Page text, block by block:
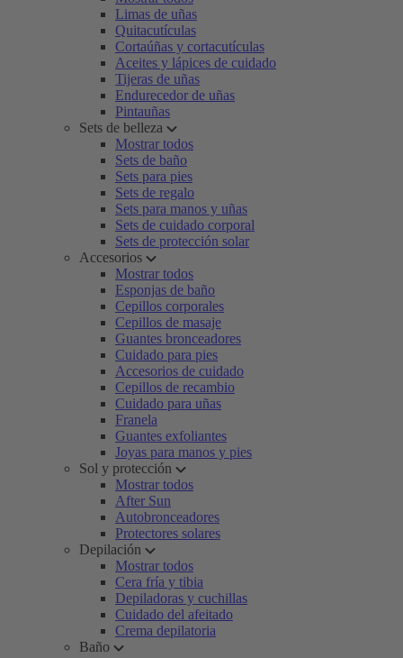
Limas de uñas
Quitacutículas
Cortaúñas y cortacutículas
Aceites y lápices de cuidado
Tijeras de uñas
Endurecedor de uñas
Pintauñas
Sets de belleza
Mostrar todos
Sets de baño
Sets para pies
Sets de regalo
Sets para manos y uñas
Sets de cuidado corporal
Sets de protección solar
Accesorios
Mostrar todos
Esponjas de baño
Cepillos corporales
Cepillos de masaje
Guantes bronceadores
Cuidado para pies
Accesorios de cuidado
Cepillos de recambio
Cuidado para uñas
Franela
Guantes exfoliantes
Joyas para manos y pies
Sol y protección
Mostrar todos
After Sun
Autobronceadores
Protectores solares
Depilación
Mostrar todos
Cera fría y tibia
Depiladoras y cuchillas
Cuidado del afeitado
Crema depilatoria
Baño